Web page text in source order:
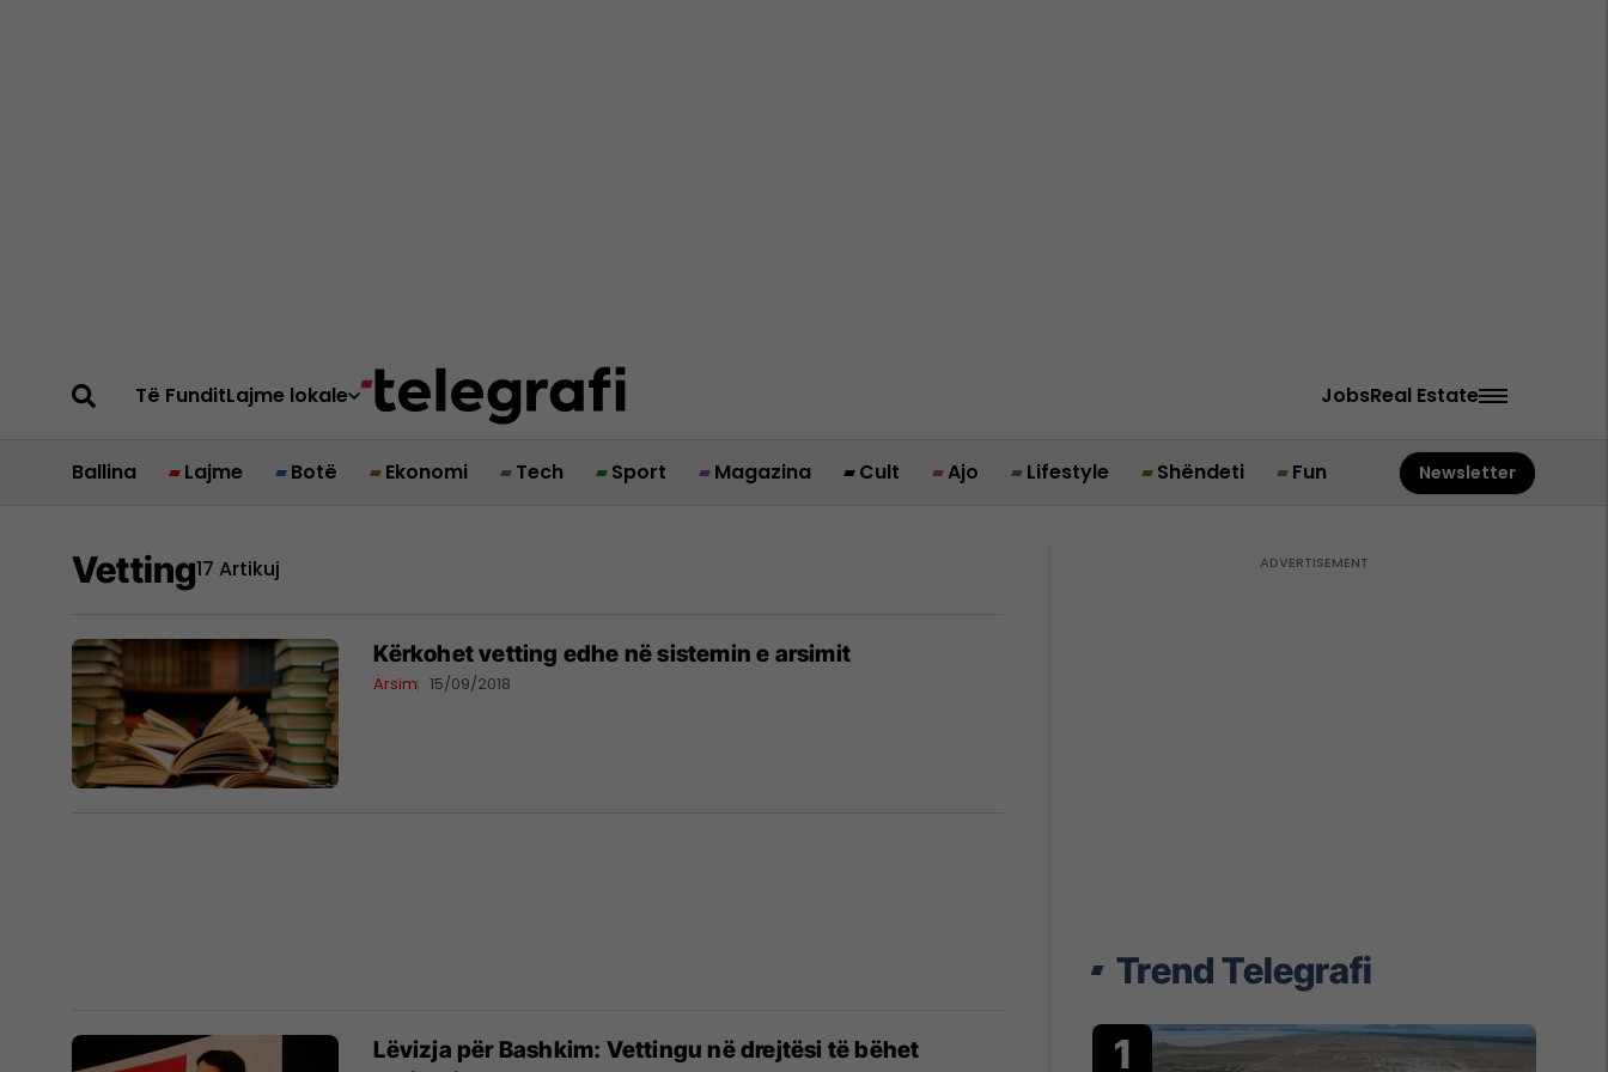
Të FunditLajme lokale JobsReal Estate
Ballina Lajme Botë Ekonomi Tech Sport Magazina Cult Ajo Lifestyle Shëndeti Fun Newsletter
Vetting17 Artikuj
Kërkohet vetting edhe në sistemin e arsimit
Arsim 15/09/2018
Lëvizja për Bashkim: Vettingu në drejtësi të bëhet
Trend Telegrafi